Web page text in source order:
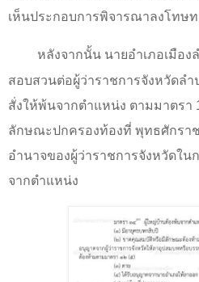
เห็นประกอบการพิจารณาลงโทษท
หลังจากนั้น นายอำเภอเมือง
สอบสวนต่อผู้ว่าราชการจังหวัดล
สั่งให้พ้นจากตำแหน่ง ตามมาตร
ลักษณะปกครองท้องที่ พุทธศักรา
อำนาจของผู้ว่าราชการจังหวัดใ
จากตำแหน่ง